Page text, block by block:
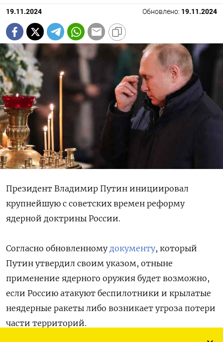
19.11.2024 Обновлено: 19.11.2024
Президент Владимир Путин инициировал
крупнейшую с советских времен реформу
ядерной доктрины России.
Согласно обновленному документу, который
Путин утвердил своим указом, отныне
применение ядерного оружия будет возможно,
если Россию атакуют беспилотники и крылатые
неядерные ракеты либо возникает угроза потери
части территорий.